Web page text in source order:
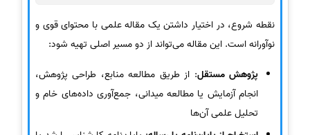
نقطه شروع، در اختیار داشتن یک مقاله علمی با محتوای قوی و
نوآورانه است. این مقاله می‌تواند از دو مسیر اصلی تهیه شود:
پژوهش مستقل: از طریق مطالعه منابع، طراحی پژوهش،
انجام آزمایش یا مطالعه میدانی، جمع‌آوری داده‌های خام و
تحلیل علمی آن‌ها